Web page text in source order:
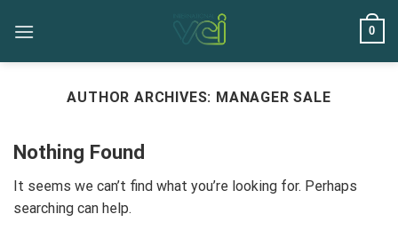
0
AUTHOR ARCHIVES: MANAGER SALE
Nothing Found
It seems we can’t find what you’re looking for. Perhaps
searching can help.